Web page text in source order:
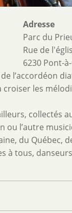
Adresse
Parc du
Rue de
6230 Pont-
l’accordéon
croiser les
collectés
ou l’autre
du Québec,
à tous,